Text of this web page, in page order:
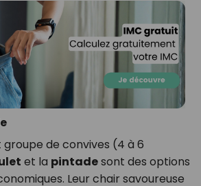
de convives (4 à 6
et la pintadesont des options
Leur chair savoureuse